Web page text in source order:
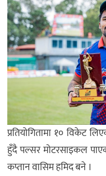
प्रतियोगितामा १० विकेट
हुँदै पल्सर मोटरसाइकल
कप्तान वासिम हमिद बने ।